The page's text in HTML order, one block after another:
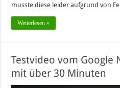
musste diese leider aufgrund von
Weiterlesen »
Testvideo vom Google
mit über 30 Minuten